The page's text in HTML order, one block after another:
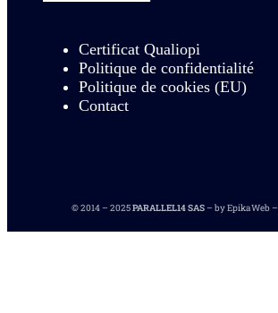
Certificat Qualiopi
Politique de confidentialité
Politique de cookies (EU)
Contact
© 2014 – 2025PARALLEL14 SAS– by EpikaWeb –